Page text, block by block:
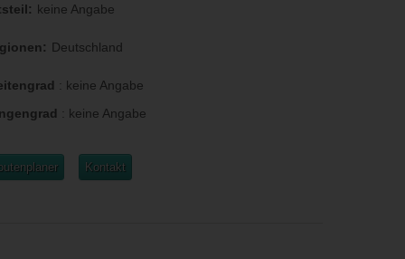
keine Angabe
Deutschland
: keine Angabe
: keine Angabe
Kontakt